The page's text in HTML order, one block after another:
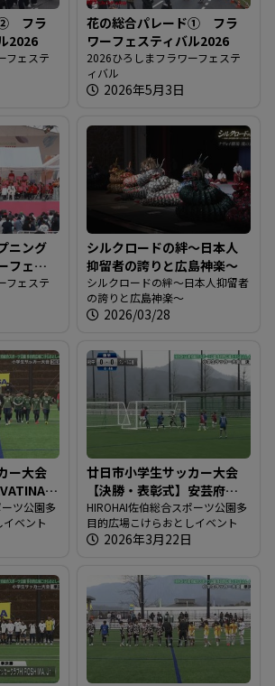
② フラ
2026
フェステ
花の総合パレード① フラ
ワーフェスティバル2026
2026ひろしまフラワーフェステ
ィバル
2026年5月3日
ニング
フェス
フェステ
シルクロードの絆～日本人
抑留者の誇りと広島神楽～
シルクロードの絆～日本人抑留者
の誇りと広島神楽～
2026/03/28
ー大会
ツ公園多
ベント
廿日市小学生サッカー大会
【決勝・表彰式】安芸府中
VS クレール広島
HIROHAI佐伯総合スポーツ公園多
目的広場こけらおとしイベント
2026年3月22日